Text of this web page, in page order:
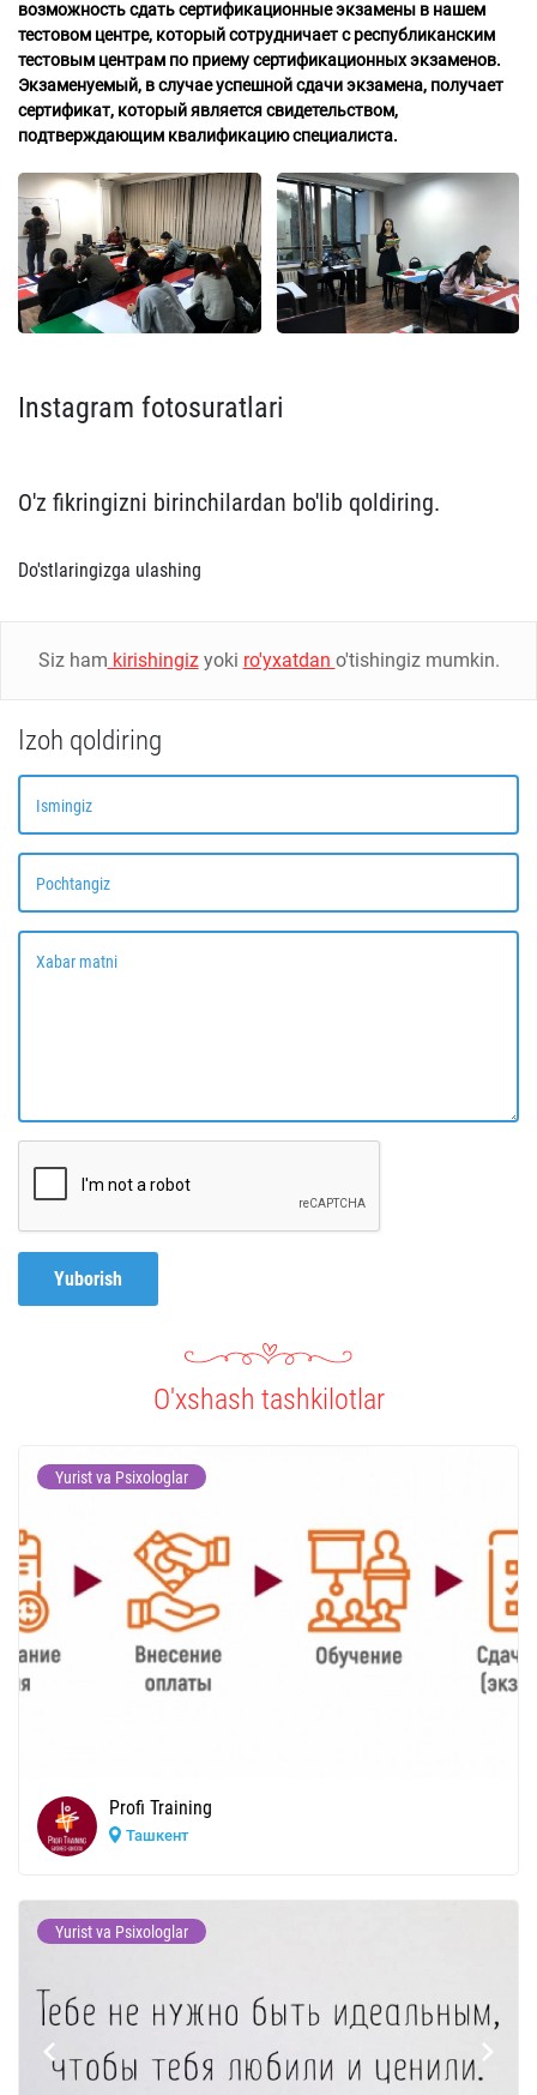
возможность сдать сертификационные экзамены в нашем
тестовом центре, который сотрудничает с республиканским
тестовым центрам по приему сертификационных экзаменов.
Экзаменуемый, в случае успешной сдачи экзамена, получает
сертификат, который является свидетельством,
подтверждающим квалификацию специалиста.
Instagram fotosuratlari
O'z fikringizni birinchilardan bo'lib qoldiring.
Do'stlaringizga ulashing
Siz ham kirishingizyoki ro'yxatdan o'tishingiz mumkin.
Izoh qoldiring
Ismingiz
Pochtangiz
Xabar matni
Yuborish
O'xshash tashkilotlar
Yurist va Psixologlar
Profi Training
Ташкент
Yurist va Psixologlar